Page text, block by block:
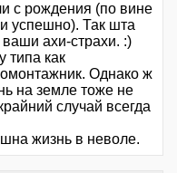
с рождения (по вине
успешно). Так шта
ахи-страхи. :)
типа как
Однако ж
на земле тоже не
случай всегда
жизнь в неволе.